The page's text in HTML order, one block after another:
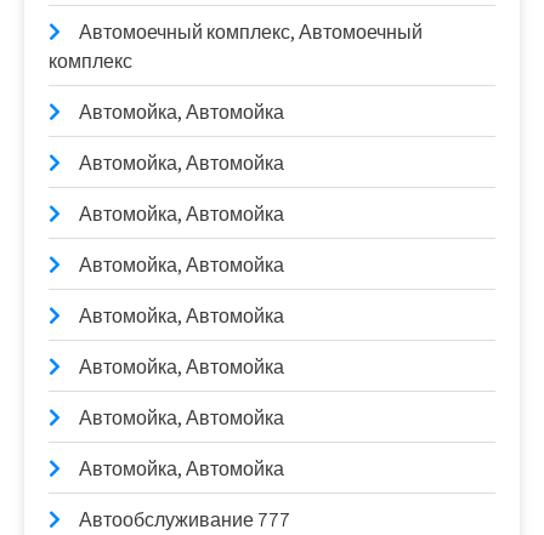
Автомоечный комплекс, Автомоечный
комплекс
Автомойка, Автомойка
Автомойка, Автомойка
Автомойка, Автомойка
Автомойка, Автомойка
Автомойка, Автомойка
Автомойка, Автомойка
Автомойка, Автомойка
Автомойка, Автомойка
Автообслуживание 777